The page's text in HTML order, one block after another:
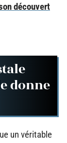
découvert
donne
un véritable